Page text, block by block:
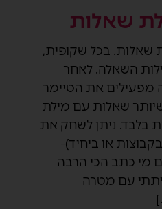
שאלות
שאלות. בכל שקופית,
השאלה. לאחר
מפעילים את הטיימר
שאלות עם מילת
בלבד. ניתן לשחק את
או ביחיד)-
מי כתב הכי הרבה
עם מטרה